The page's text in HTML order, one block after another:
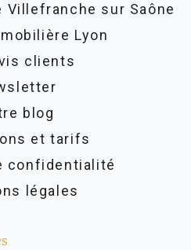
sur Saône
Lyon
clients
blog
et tarifs
confidentialité
légales